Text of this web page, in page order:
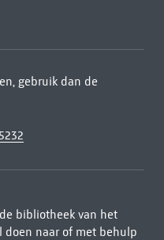
gebruik dan de
bibliotheek van het
doen naar of met behulp